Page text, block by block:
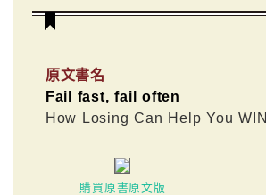
原文書名
Fail fast, fail often
How Losing Can Help You WIN
購買原書原文版